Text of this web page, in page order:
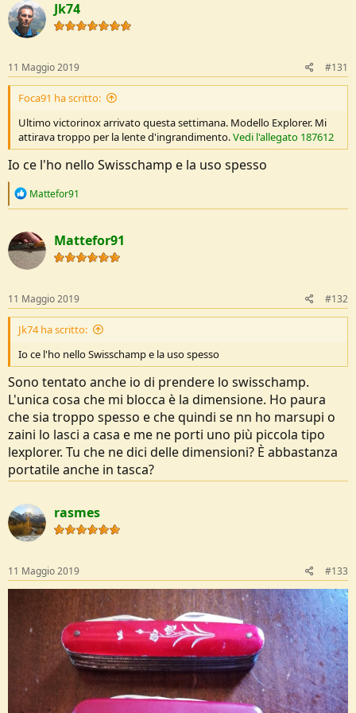
i
o
n
:
Jk74
11 Maggio 2019 #131
Foca91 ha scritto:
Ultimo victorinox arrivato questa settimana. Modello Explorer. Mi
attirava troppo per la lente d'ingrandimento.Vedi l'allegato 187612
Io ce l'ho nello Swisschamp e la uso spesso
R
c
t
i
o
s
:
Mattefor91
Mattefor91
11 Maggio 2019 #132
Jk74 ha scritto:
Io ce l'ho nello Swisschamp e la uso spesso
Sono tentato anche io di prendere lo swisschamp.
L'unica cosa che mi blocca è la dimensione. Ho paura
che sia troppo spesso e che quindi se nn ho marsupi o
zaini lo lasci a casa e me ne porti uno più piccola tipo
lexplorer. Tu che ne dici delle dimensioni? È abbastanza
portatile anche in tasca?
rasmes
11 Maggio 2019 #133